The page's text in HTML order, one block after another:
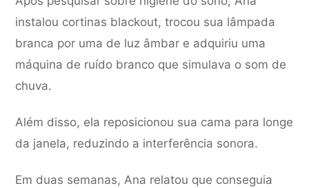
instalou cortinas blackout, trocou sua lâmpada
branca por uma de luz âmbar e adquiriu uma
máquina de ruído branco que simulava o som de
chuva.
Além disso, ela reposicionou sua cama para longe
da janela, reduzindo a interferência sonora.
Em duas semanas, Ana relatou que conseguia